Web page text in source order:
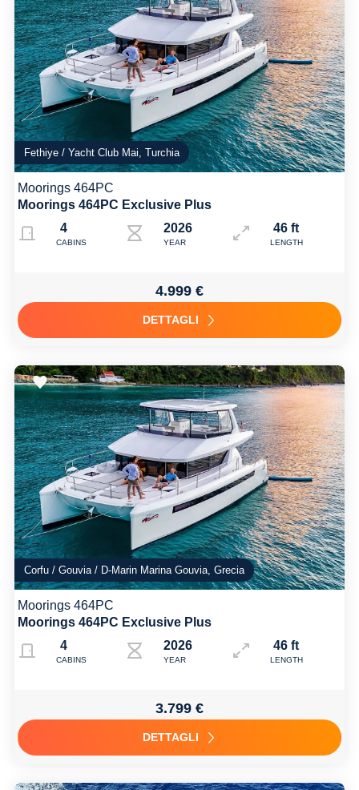
Fethiye / Yacht Club Mai, Turchia
Moorings 464PC
Moorings 464PC Exclusive Plus
4
CABINS
2026
YEAR
46 ft
LENGTH
4.999 €
DETTAGLI
Corfu / Gouvia / D-Marin Marina Gouvia, Grecia
Moorings 464PC
Moorings 464PC Exclusive Plus
4
CABINS
2026
YEAR
46 ft
LENGTH
3.799 €
DETTAGLI